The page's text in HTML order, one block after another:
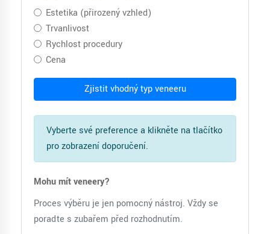
Estetika (přirozený vzhled)
Trvanlivost
Rychlost procedury
Cena
Zjistit vhodný typ veneeru
Vyberte své preference a klikněte na tlačítko
pro zobrazení doporučení.
Mohu mít veneery?
Proces výběru je jen pomocný nástroj. Vždy se
poraďte s zubařem před rozhodnutím.